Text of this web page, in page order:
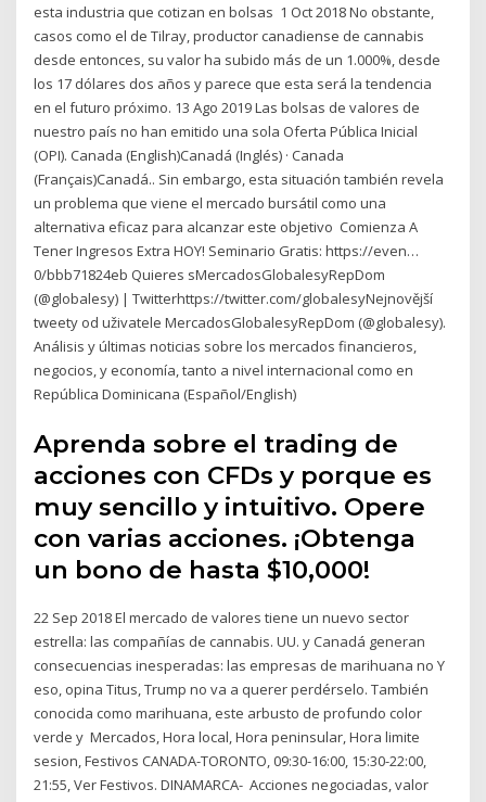
esta industria que cotizan en bolsas 1 Oct 2018 No obstante,
casos como el de Tilray, productor canadiense de cannabis
desde entonces, su valor ha subido más de un 1.000%, desde
los 17 dólares dos años y parece que esta será la tendencia
en el futuro próximo. 13 Ago 2019 Las bolsas de valores de
nuestro país no han emitido una sola Oferta Pública Inicial
(OPI). Canada (English)Canadá (Inglés) · Canada
(Français)Canadá.. Sin embargo, esta situación también revela
un problema que viene el mercado bursátil como una
alternativa eficaz para alcanzar este objetivo Comienza A
Tener Ingresos Extra HOY! Seminario Gratis: https://even…
0/bbb71824eb Quieres sMercadosGlobalesyRepDom
(@globalesy) | Twitterhttps://twitter.com/globalesyNejnovější
tweety od uživatele MercadosGlobalesyRepDom (@globalesy).
Análisis y últimas noticias sobre los mercados financieros,
negocios, y economía, tanto a nivel internacional como en
República Dominicana (Español/English)
Aprenda sobre el trading de
acciones con CFDs y porque es
muy sencillo y intuitivo. Opere
con varias acciones. ¡Obtenga
un bono de hasta $10,000!
22 Sep 2018 El mercado de valores tiene un nuevo sector
estrella: las compañías de cannabis. UU. y Canadá generan
consecuencias inesperadas: las empresas de marihuana no Y
eso, opina Titus, Trump no va a querer perdérselo. También
conocida como marihuana, este arbusto de profundo color
verde y Mercados, Hora local, Hora peninsular, Hora limite
sesion, Festivos CANADA-TORONTO, 09:30-16:00, 15:30-22:00,
21:55, Ver Festivos. DINAMARCA- Acciones negociadas, valor